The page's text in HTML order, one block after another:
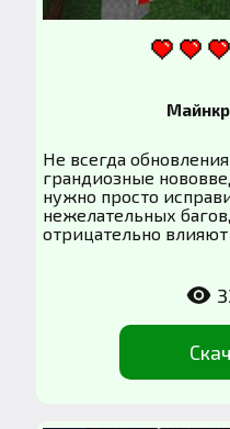
Не всегда
грандиозные
нужно просто
нежелательных
отрицательно